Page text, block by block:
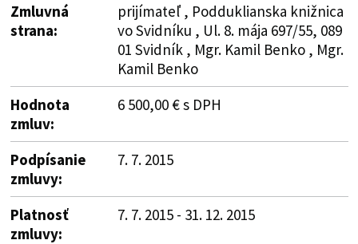
Zmluvná
strana:
prijímateľ , Podduklianska knižnica
vo Svidníku , Ul. 8. mája 697/55, 089
01 Svidník , Mgr. Kamil Benko , Mgr.
Kamil Benko
Hodnota
zmluv:
6 500,00 € s DPH
Podpísanie
zmluvy:
7. 7. 2015
Platnosť
zmluvy:
7. 7. 2015 - 31. 12. 2015